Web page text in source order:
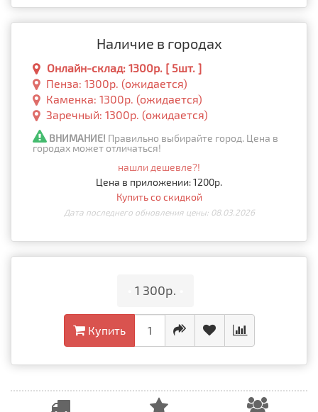
Наличие в городах
Онлайн-склад: 1300р. [ 5шт. ]
Пенза: 1300р. (ожидается)
Каменка: 1300р. (ожидается)
Заречный: 1300р. (ожидается)
ВНИМАНИЕ! Правильно выбирайте город. Цена в
городах может отличаться!
нашли дешевле?!
Цена в приложении: 1200р.
Купить со скидкой
Дата последнего обновления цены: 08.03.2026
1 300р.
Купить